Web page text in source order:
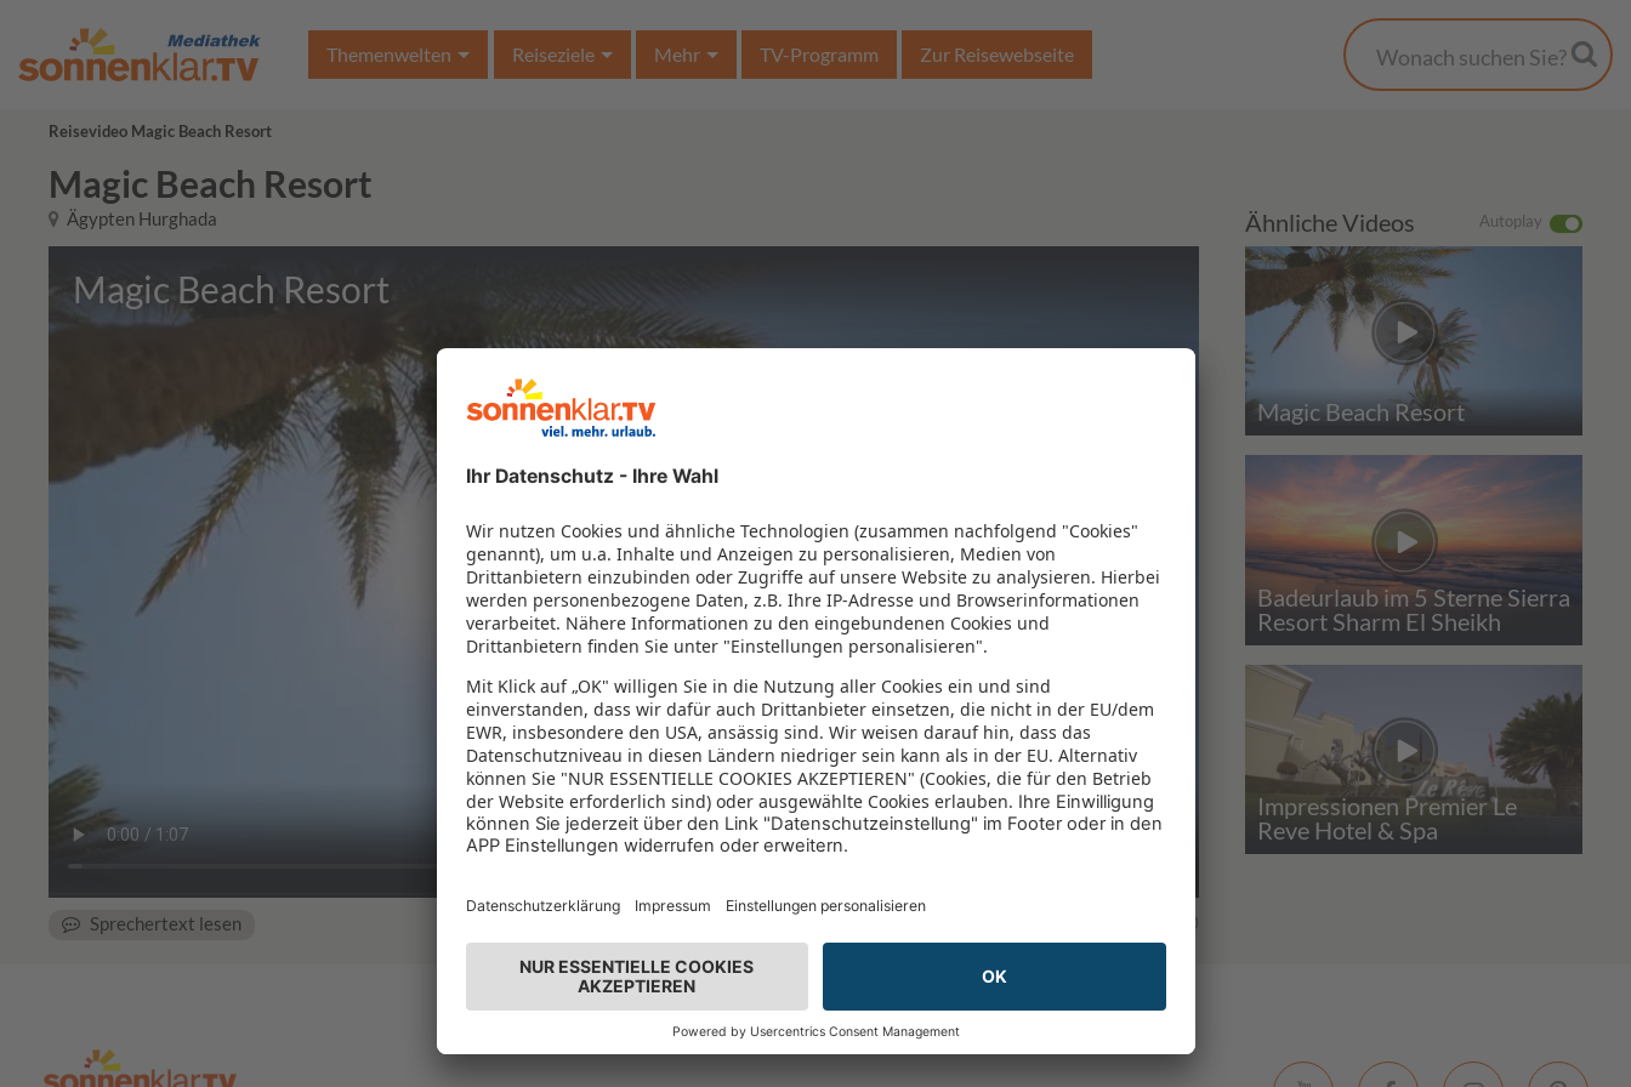
Themenwelten Reiseziele Mehr TV-Programm Zur Reisewebseite
Reisevideo Magic Beach Resort
Magic Beach Resort
Ägypten Hurghada Ähnliche Videos Autoplay
Magic Beach Resort
Sprechertext lesen 0
Magic Beach Resort
Badeurlaub im 5 Sterne Sierra
Resort Sharm El Sheikh
Impressionen Premier Le
Reve Hotel & Spa